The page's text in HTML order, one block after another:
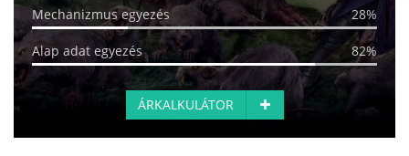
Mechanizmus egyezés
28%
Alap adat egyezés 82%
ÁRKALKULÁTOR